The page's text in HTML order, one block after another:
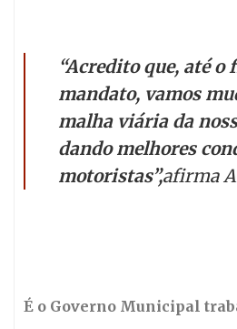
“Acredito que, até o
mandato, vamos
malha viária da
dando melhores
motoristas”,afirma
É o Governo Municipal